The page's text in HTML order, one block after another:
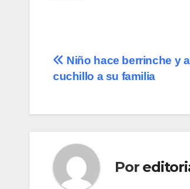
Navegación
entradas
Niño hace berrinche y
cuchillo a su familia
Por